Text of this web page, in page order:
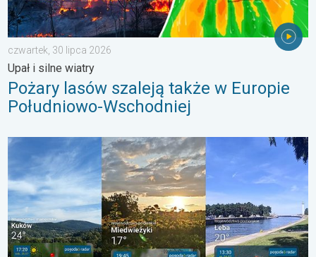
czwartek, 30 lipca 2026
Upał i silne wiatry
Pożary lasów szaleją także w Europie
Południowo-Wschodniej
Półmetek wakacji. Jaka pogoda w sierpniu?. . . środa, 29